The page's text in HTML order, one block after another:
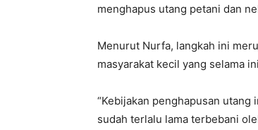
menghapus utang petani dan
Menurut Nurfa, langkah ini
masyarakat kecil yang selama
“Kebijakan penghapusan
sudah terlalu lama terbebani